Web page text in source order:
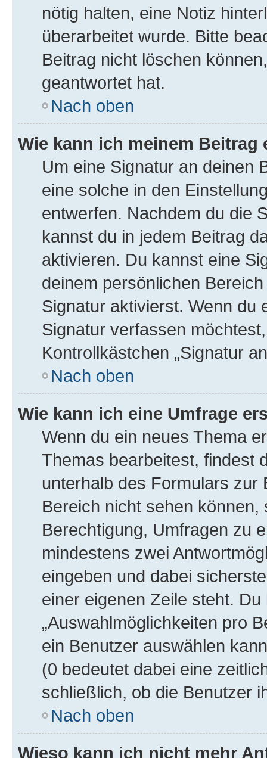
nötig halten, eine Notiz
überarbeitet wurde. Bitte
Beitrag nicht löschen
geantwortet hat.
Nach oben
Wie kann ich meinem
Um eine Signatur an deinen
eine solche in den
entwerfen. Nachdem du die
kannst du in jedem Beitrag
aktivieren. Du kannst eine
deinem persönlichen
Signatur aktivierst. Wenn du
Signatur verfassen
Kontrollkästchen „Signatur
Nach oben
Wie kann ich eine Umfrage
Wenn du ein neues Thema
Themas bearbeitest, findest
unterhalb des Formulars zur
Bereich nicht sehen
Berechtigung, Umfragen zu
mindestens zwei
eingeben und dabei
einer eigenen Zeile steht.
„Auswahlmöglichkeiten pro
ein Benutzer auswählen
(0 bedeutet dabei eine
schließlich, ob die Benutzer
Nach oben
Wieso kann ich nicht mehr